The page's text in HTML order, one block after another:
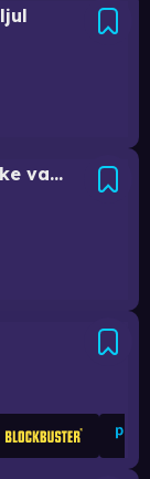
Kaptein Supertruses episke valg-o-rama